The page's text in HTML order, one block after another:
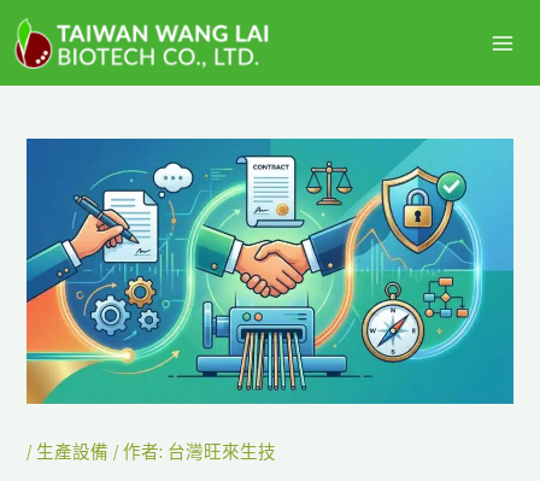
至
主
/ 生產設備 / 作者: 台灣旺來生技